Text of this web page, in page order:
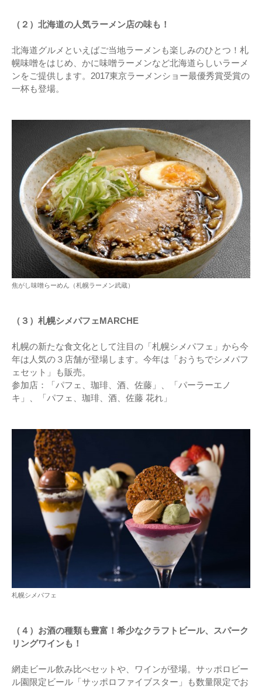
（２）北海道の人気ラーメン店の味も！
北海道グルメといえばご当地ラーメンも楽しみのひとつ！札
幌味噌をはじめ、かに味噌ラーメンなど北海道らしいラーメ
ンをご提供します。2017東京ラーメンショー最優秀賞受賞の
一杯も登場。
焦がし味噌らーめん（札幌ラーメン武蔵）
（３）札幌シメパフェMARCHE
札幌の新たな食文化として注目の「札幌シメパフェ」から今
年は人気の３店舗が登場します。今年は「おうちでシメパフ
ェセット」も販売。
参加店：「パフェ、珈琲、酒、佐藤」、「パーラーエノ
キ」、「パフェ、珈琲、酒、佐藤 花れ」
札幌シメパフェ
（４）お酒の種類も豊富！希少なクラフトビール、スパーク
リングワインも！
網走ビール飲み比べセットや、ワインが登場。サッポロビー
ル園限定ビール「サッポロファイブスター」も数量限定でお